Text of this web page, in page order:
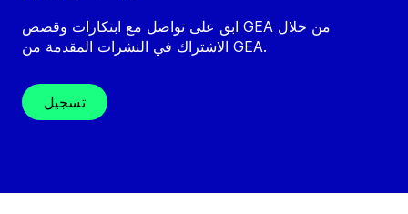
ابق على تواصل مع ابتكارات وقصص GEA من خلال
الاشتراك في النشرات المقدمة من GEA.
تسجيل